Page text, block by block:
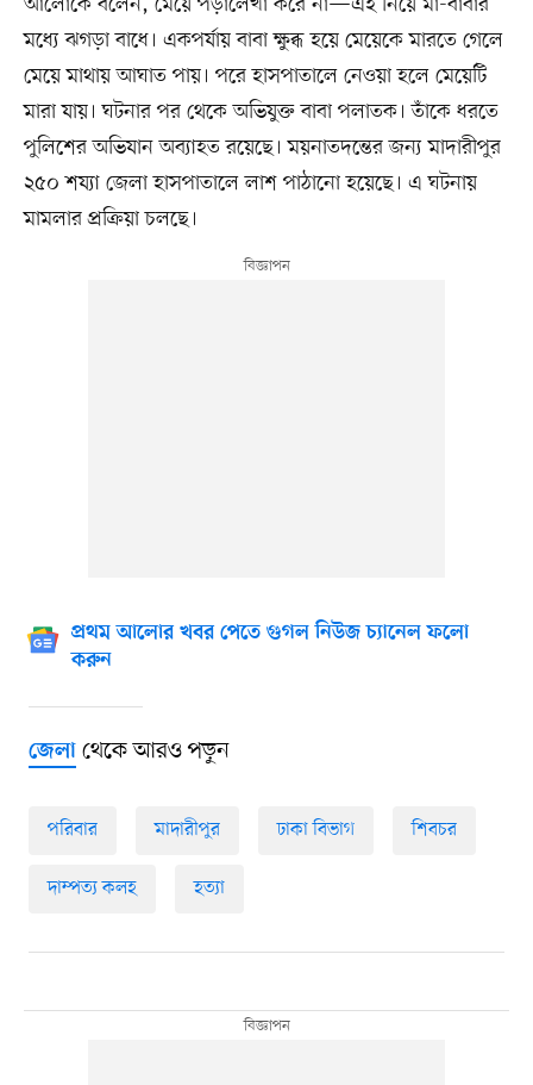
মধ্যে ঝগড়া বাধে। একপর্যায় বাবা ক্ষুব্ধ হয়ে মেয়েকে মারতে গেলে
মেয়ে মাথায় আঘাত পায়। পরে হাসপাতালে নেওয়া হলে মেয়েটি
মারা যায়। ঘটনার পর থেকে অভিযুক্ত বাবা পলাতক। তাঁকে ধরতে
পুলিশের অভিযান অব্যাহত রয়েছে। ময়নাতদন্তের জন্য মাদারীপুর
২৫০ শয্যা জেলা হাসপাতালে লাশ পাঠানো হয়েছে। এ ঘটনায়
মামলার প্রক্রিয়া চলছে।
প্রথম আলোর খবর পেতে গুগল নিউজ চ্যানেল ফলো
করুন
জেলাথেকে আরও পড়ুন
পরিবার মাদারীপুর ঢাকা বিভাগ শিবচর
দাম্পত্য কলহ হত্যা